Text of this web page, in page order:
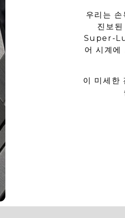
우리는
진보
Super-
어 시계에
이 미세한